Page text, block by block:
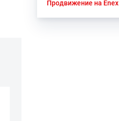
Продвижение на Enex